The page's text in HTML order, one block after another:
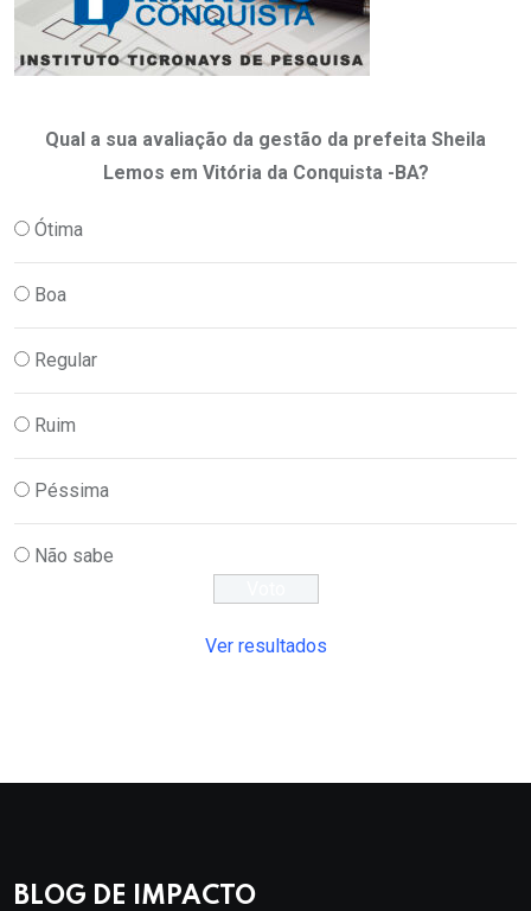
Qual a sua avaliação da gestão da prefeita Sheila
Lemos em Vitória da Conquista -BA?
Ótima
Boa
Regular
Ruim
Péssima
Não sabe
Ver resultados
BLOG DE IMPACTO